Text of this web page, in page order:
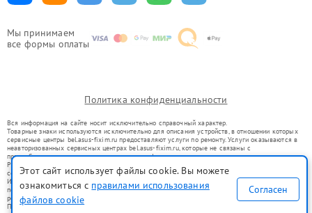
Мы принимаем
все формы оплаты
Политика конфиденциальности
Вся информация на сайте носит исключительно справочный характер.
Товарные знаки используются исключительно для описания устройств, в отношении которых
сервисные центры bel.asus-fixim.ru предоставляют услуги по ремонту. Услуги оказываются в
неавторизованных сервисных центрах bel.asus-fixim.ru, которые не связаны с
правообладателями товарных знаков или их официальными представителями.
Ремонт осуществляется для устройств, уже введенных в гражданский оборот в соответствии
со статьей 1487 ГК РФ.
Использование товарных знаков не преследует цели индивидуализации услуг или введения
потребителей в заблуждение, а служит для информирования о предоставляемых услугах по
ремонту техники указанных брендов.
Представленная на сайте информация не является публичной офертой, определяемой
Этот сайт использует файлы cookie. Вы можете
ознакомиться с правилами использования
файлов cookie
Согласен